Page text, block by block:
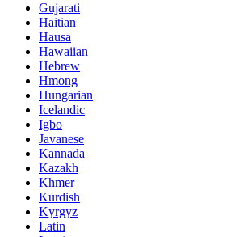
Gujarati
Haitian
Hausa
Hawaiian
Hebrew
Hmong
Hungarian
Icelandic
Igbo
Javanese
Kannada
Kazakh
Khmer
Kurdish
Kyrgyz
Latin